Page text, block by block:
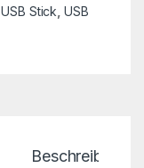
,USB Stick USB
Beschreibung